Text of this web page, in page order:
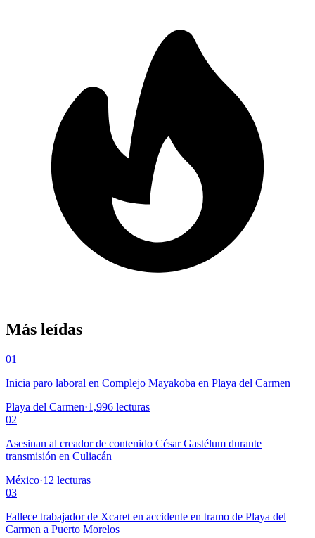
Más leídas
01
Inicia paro laboral en Complejo Mayakoba en Playa del Carmen
Playa del Carmen·1,996 lecturas
02
Asesinan al creador de contenido César Gastélum durante
transmisión en Culiacán
México·12 lecturas
03
Fallece trabajador de Xcaret en accidente en tramo de Playa del
Carmen a Puerto Morelos